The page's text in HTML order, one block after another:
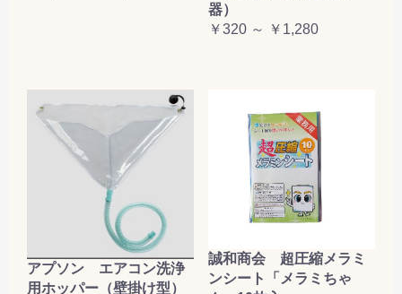
器）
￥320 ～ ￥1,280
アプソン エアコン洗浄
用ホッパー（壁掛け型）
誠和商会 超圧縮メラミ
ンシート「メラミちゃ